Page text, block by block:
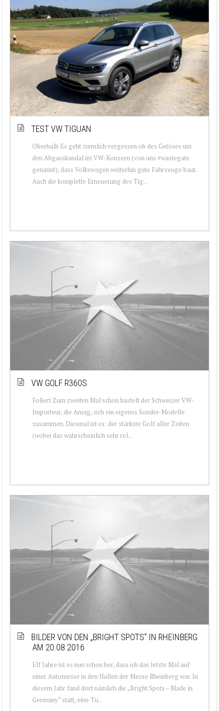
TEST VW TIGUAN
Oberhalb Es geht ziemlich vergessen ob des Getöses um
den Abgasskandal im VW-Konzern (von uns #wastegate
genannt), dass Volkswagen weiterhin gute Fahrzeuge baut.
Auch die komplette Erneuerung des Tig...
VW GOLF R360S
Foliert Zum zweiten Mal schon bastelt der Schweizer VW-
Importeur, die Amag, sich ein eigenes Sonder-Modelle
zusammen. Diesmal ist es: der stärkste Golf aller Zeiten
(wobei das wahrscheinlich sehr rel...
BILDER VON DEN „BRIGHT SPOTS“ IN RHEINBERG
AM 20.08.2016
Elf Jahre ist es nun schon her, dass ich das letzte Mal auf
einer Automesse in den Hallen der Messe Rheinberg war. In
diesem Jahr fand dort nämlich die „Bright Spots – Made in
Germany“ statt, eine Tu...